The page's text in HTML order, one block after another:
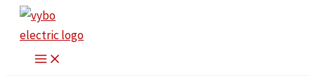
indholdet